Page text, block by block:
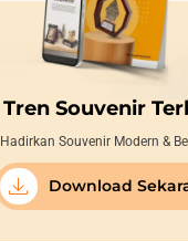
Tren Souvenir
Hadirkan Souvenir Modern &
Download